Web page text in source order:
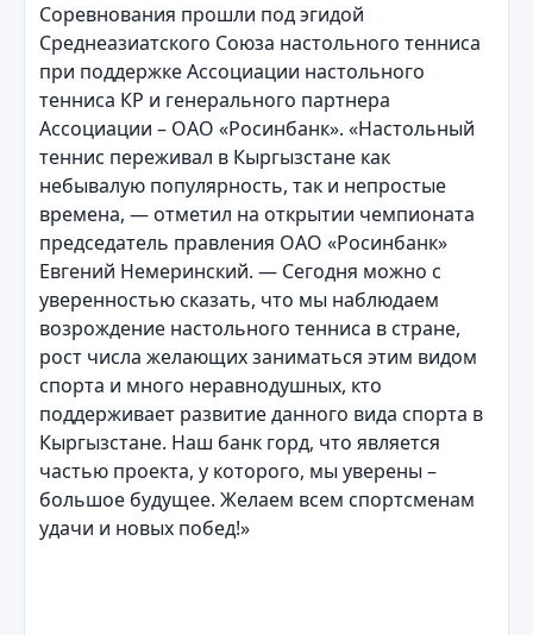
Соревнования прошли под эгидой
Среднеазиатского Союза настольного тенниса
при поддержке Ассоциации настольного
тенниса КР и генерального партнера
Ассоциации – ОАО «Росинбанк». «Настольный
теннис переживал в Кыргызстане как
небывалую популярность, так и непростые
времена, — отметил на открытии чемпионата
председатель правления ОАО «Росинбанк»
Евгений Немеринский. — Сегодня можно с
уверенностью сказать, что мы наблюдаем
возрождение настольного тенниса в стране,
рост числа желающих заниматься этим видом
спорта и много неравнодушных, кто
поддерживает развитие данного вида спорта в
Кыргызстане. Наш банк горд, что является
частью проекта, у которого, мы уверены –
большое будущее. Желаем всем спортсменам
удачи и новых побед!»